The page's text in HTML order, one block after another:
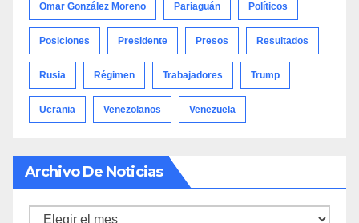
Omar González Moreno Pariaguán Políticos
Posiciones Presidente Presos Resultados
Rusia Régimen Trabajadores Trump
Ucrania Venezolanos Venezuela
Archivo De Noticias
Archivo